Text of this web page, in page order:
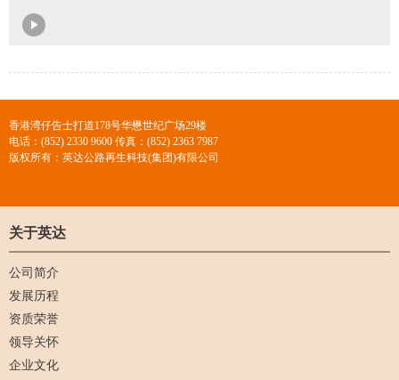
香港湾仔告士打道178号华懋世纪广场29楼
电话：(852) 2330 9600 传真：(852) 2363 7987
版权所有：英达公路再生科技(集团)有限公司
关于英达
公司简介
发展历程
资质荣誉
领导关怀
企业文化